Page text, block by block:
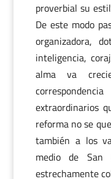
proverbial su
De este modo
organizadora,
inteligencia,
alma va
extraordinarios
reforma no se
también a los
medio de
estrechamente